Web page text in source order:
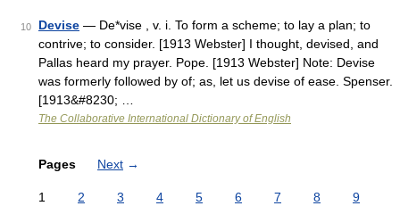
10 Devise — De*vise , v. i. To form a scheme; to lay a plan; to
contrive; to consider. [1913 Webster] I thought, devised, and
Pallas heard my prayer. Pope. [1913 Webster] Note: Devise
was formerly followed by of; as, let us devise of ease. Spenser.
[1913&#8230; …
The Collaborative International Dictionary of English
Pages Next →
1 2 3 4 5 6 7 8 9